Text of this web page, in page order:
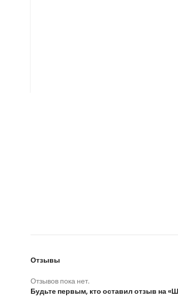
Отзывы
Отзывов пока нет.
Будьте первым, кто оставил отзыв на